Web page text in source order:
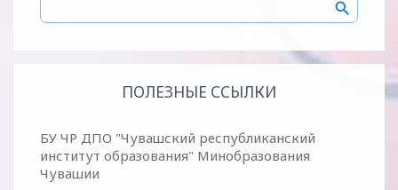
ПОЛЕЗНЫЕ ССЫЛКИ
БУ ЧР ДПО "Чувашский республиканский
институт образования" Минобразования
Чувашии